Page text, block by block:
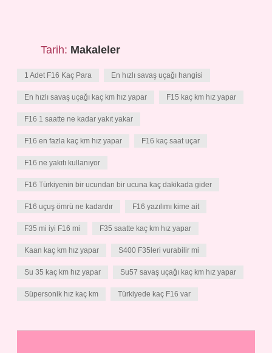
Tarih: Makaleler
1 Adet F16 Kaç Para En hızlı savaş uçağı hangisi
En hızlı savaş uçağı kaç km hız yapar F15 kaç km hız yapar
F16 1 saatte ne kadar yakıt yakar
F16 en fazla kaç km hız yapar F16 kaç saat uçar
F16 ne yakıtı kullanıyor
F16 Türkiyenin bir ucundan bir ucuna kaç dakikada gider
F16 uçuş ömrü ne kadardır F16 yazılımı kime ait
F35 mi iyi F16 mi F35 saatte kaç km hız yapar
Kaan kaç km hız yapar S400 F35leri vurabilir mi
Su 35 kaç km hız yapar Su57 savaş uçağı kaç km hız yapar
Süpersonik hız kaç km Türkiyede kaç F16 var